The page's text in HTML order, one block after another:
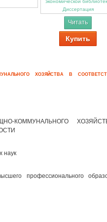
Диссертация
Читать
Купить
ХОЗЯЙСТВА В
КОММУНАЛЬНОГО
наук
профессионального